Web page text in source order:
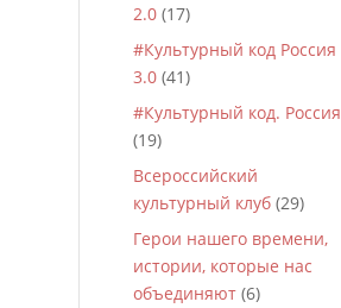
2.0 (17)
#Культурный код Россия
3.0 (41)
#Культурный код. Россия
(19)
Всероссийский
культурный клуб (29)
Герои нашего времени,
истории, которые нас
объединяют (6)